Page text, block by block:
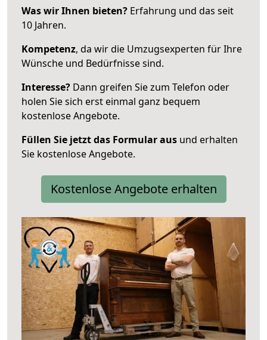
Was wir Ihnen bieten? Erfahrung und das seit
10 Jahren.
Kompetenz, da wir die Umzugsexperten für Ihre
Wünsche und Bedürfnisse sind.
Interesse? Dann greifen Sie zum Telefon oder
holen Sie sich erst einmal ganz bequem
kostenlose Angebote.
Füllen Sie jetzt das Formular aus und erhalten
Sie kostenlose Angebote.
Kostenlose Angebote erhalten